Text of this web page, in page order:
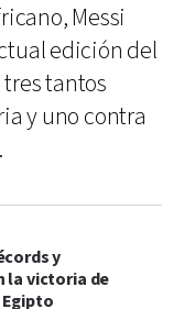
Messi
edición del
tantos
y uno contra
y
la victoria de